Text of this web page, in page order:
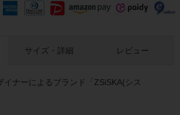
イナーによるブランド「ZSiSKA(シス
サイズ・詳細 レビュー